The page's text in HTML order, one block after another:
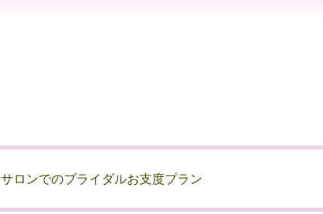
サロンでのブライダルお支度プラン